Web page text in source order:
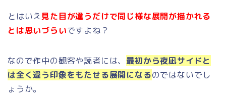
とはいえ見た目が違うだけで同じ様な展開が描かれる
とは思いづらいですよね？
なので作中の観客や読者には、 最初から夜凪サイドと
は全く違う印象をもたせる展開になるのではないでし
ょうか。